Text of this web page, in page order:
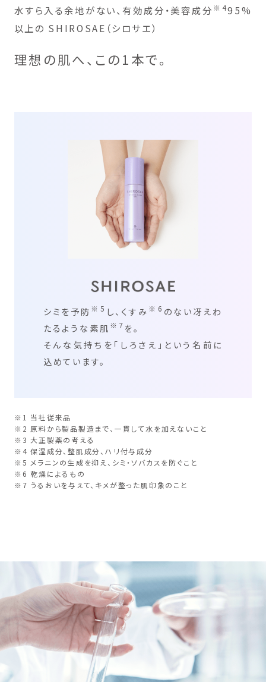
水すら入る余地がない、有効成分・美容成分 ※495%
以上の SHIROSAE（シロサエ）
理想の肌へ、この1本で。
シミを予防 ※5 し、くすみ ※6 のない冴えわ
たるような素肌 ※7 を。
そんな気持ちを「しろさえ」という名前に
込めています。
※1 当社従来品
※2 原料から製品製造まで、一貫して水を加えないこと
※3 大正製薬の考える
※4 保湿成分、整肌成分、ハリ付与成分
※5 メラニンの生成を抑え、シミ・ソバカスを防ぐこと
※6 乾燥によるもの
※7 うるおいを与えて、キメが整った肌印象のこと